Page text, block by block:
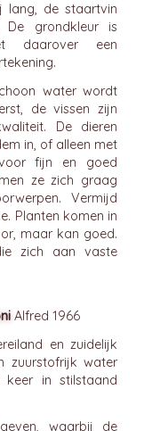
lang, de staartvin
De grondkleur is
daarover een
water wordt
de vissen zijn
. De dieren
in, of alleen met
fijn en goed
ze zich graag
Vermijd
Planten komen in
maar kan goed.
zich aan vaste
Alfred 1966
en zuidelijk
zuurstofrijk water
keer in stilstaand
waarbij de